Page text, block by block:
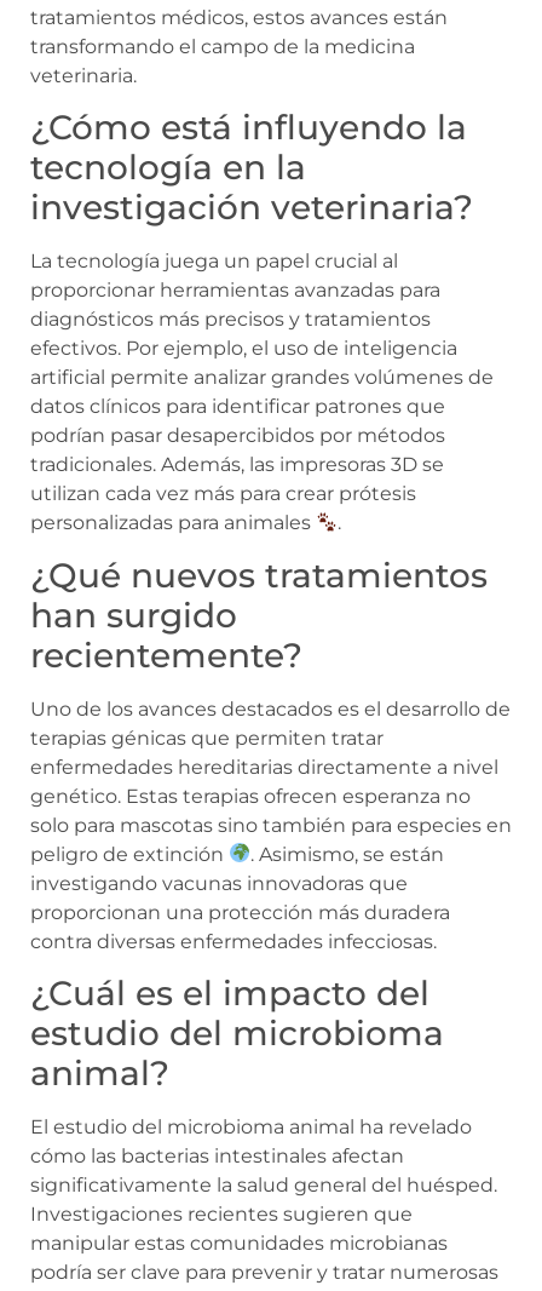
tratamientos médicos, estos avances están
transformando el campo de la medicina
veterinaria.
¿Cómo está influyendo la
tecnología en la
investigación veterinaria?
La tecnología juega un papel crucial al
proporcionar herramientas avanzadas para
diagnósticos más precisos y tratamientos
efectivos. Por ejemplo, el uso de inteligencia
artificial permite analizar grandes volúmenes de
datos clínicos para identificar patrones que
podrían pasar desapercibidos por métodos
tradicionales. Además, las impresoras 3D se
utilizan cada vez más para crear prótesis
personalizadas para animales
.
¿Qué nuevos tratamientos
han surgido
recientemente?
Uno de los avances destacados es el desarrollo de
terapias génicas que permiten tratar
enfermedades hereditarias directamente a nivel
genético. Estas terapias ofrecen esperanza no
solo para mascotas sino también para especies en
peligro de extinción
. Asimismo, se están
investigando vacunas innovadoras que
proporcionan una protección más duradera
contra diversas enfermedades infecciosas.
¿Cuál es el impacto del
estudio del microbioma
animal?
El estudio del microbioma animal ha revelado
cómo las bacterias intestinales afectan
significativamente la salud general del huésped.
Investigaciones recientes sugieren que
manipular estas comunidades microbianas
podría ser clave para prevenir y tratar numerosas